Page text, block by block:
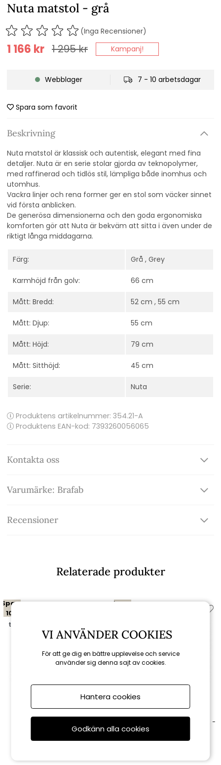
Nuta matstol - grå
(Inga Recensioner)
1 295kr
1 166 kr Kampanj!
Webblager 7 - 10 arbetsdagar
Spara som favorit
Beskrivning
Nuta matstol är klassisk och autentisk, elegant med fina
detaljer. Nuta är en serie stolar gjorda av teknopolymer,
med raffinerad och tidlös stil, lämpliga både inomhus och
utomhus.
Vackra linjer och rena former ger en stol som väcker sinnet
vid första anblicken.
De generösa dimensionerna och den goda ergonomiska
komforten gör att Nuta är bekväm att sitta i även under de
riktigt långa middagarna.
Färg: Grå , Grey
Karmhöjd från golv: 66 cm
Mått: Bredd: 52 cm , 55 cm
Mått: Djup: 55 cm
Mått: Höjd: 79 cm
Mått: Sitthöjd: 45 cm
Serie: Nuta
Produktens artikelnummer: 354.21-A
Produktens EAN-kod: 7393260056065
Kontakta oss
Varumärke: Brafab
Recensioner
Relaterade produkter
Spara
10%
till 16/8
Brafab
Kasia matstol - grå/svart
Spara
Brafab
Arket cafébord 70x70 H74 cm -
VI ANVÄNDER COOKIES
För att ge dig en bättre upplevelse och service
använder sig denna sajt av cookies.
Hantera cookies
Godkänn alla cookies